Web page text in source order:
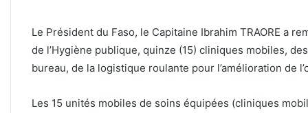
Le Président du Faso, le Capitaine Ibrahim TRAORE a
de l’Hygiène publique, quinze (15) cliniques mobiles,
bureau, de la logistique roulante pour l’amélioration de
Les 15 unités mobiles de soins équipées (cliniques